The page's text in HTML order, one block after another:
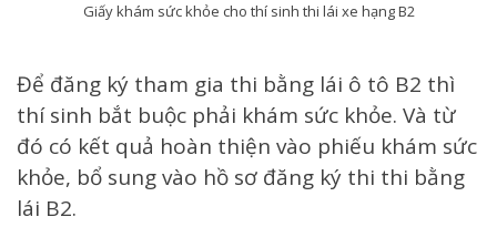
Giấy khám sức khỏe cho thí sinh thi lái xe hạng B2
Để đăng ký tham gia thi bằng lái ô tô B2 thì
thí sinh bắt buộc phải khám sức khỏe. Và từ
đó có kết quả hoàn thiện vào phiếu khám sức
khỏe, bổ sung vào hồ sơ đăng ký thi thi bằng
lái B2.